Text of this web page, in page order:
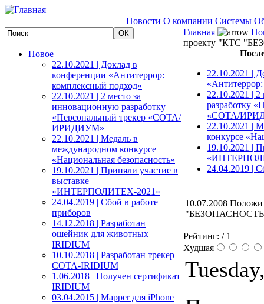
Новости О компании Системы
Новое
22.10.2021 | Доклад в
конференции «Антитеррор:
комплексный подход»
22.10.2021 | 2 место за
инновационную разработку
«Персональный трекер «СОТА/
ИРИДИУМ»
22.10.2021 | Медаль в
международном конкурсе
«Национальная безопасность»
19.10.2021 | Приняли участие в
выставке
«ИНТЕРПОЛИТЕХ-2021»
24.04.2019 | Сбой в работе
приборов
14.12.2018 | Разработан
ошейник для животных
IRIDIUM
10.10.2018 | Разработан трекер
СОТА-IRIDIUM
1.06.2018 | Получен сертификат
IRIDIUM
03.04.2015 | Mapper для iPhone
Главная
проекту "КТС
22.10.2021 |
22.10.2021 |
разработку
«СОТА/
22.10.2021 |
конкурсе
19.10.2021 |
24.04.2019 |
10.07.2008
"БЕЗОПАСНОСТЬ"
Рейтинг: / 1
Худшая